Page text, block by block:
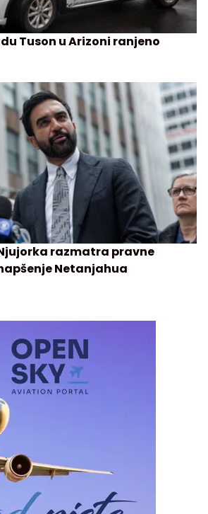
Tuson u Arizoni ranjeno
razmatra pravne
Netanjahua